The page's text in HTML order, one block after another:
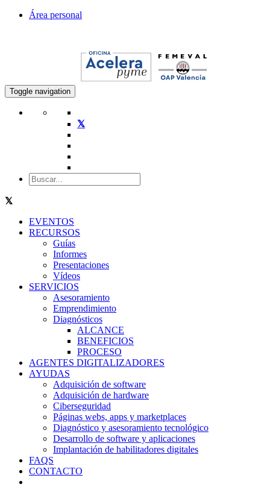
Área personal
Toggle navigation
EVENTOS
RECURSOS
Guías
Informes
Presentaciones
Vídeos
SERVICIOS
Asesoramiento
Emprendimiento
Diagnósticos
ALCANCE
BENEFICIOS
PROCESO
AGENTES DIGITALIZADORES
AYUDAS
Adquisición de software
Adquisición de hardware
Ciberseguridad
Páginas webs, apps y marketplaces
Diagnóstico y asesoramiento tecnológico
Desarrollo de software y aplicaciones
Implantación de habilitadores digitales
FAQS
CONTACTO